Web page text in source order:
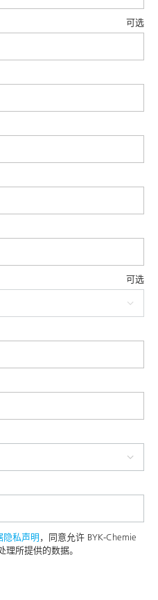
可选
可选
隐私声明，同意允许 BYK-Chemie
理所提供的数据。